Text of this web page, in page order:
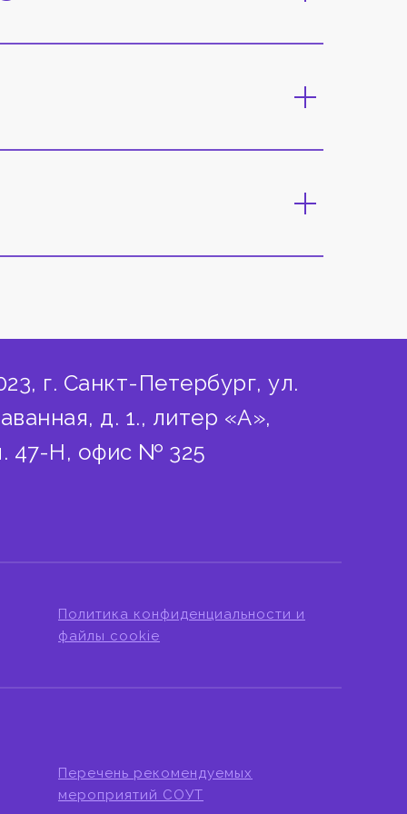
г. Санкт-Петербург, ул.
д. 1., литер «А»,
47-Н, офис № 325
Политика конфиденциальности и
файлы cookie
Перечень рекомендуемых
мероприятий СОУТ